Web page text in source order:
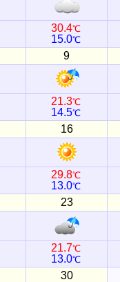
30.4℃
15.0℃
9
21.3℃
14.5℃
16
29.8℃
13.0℃
23
21.7℃
13.0℃
30